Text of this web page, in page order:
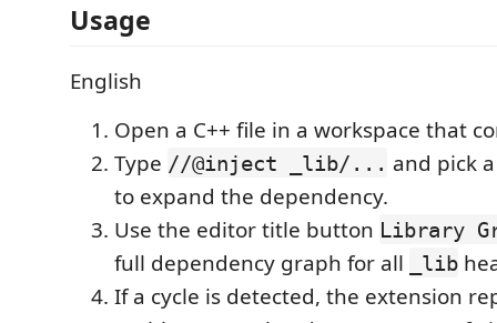
Usage
English
Open a C++ file in a workspace that
Type //@inject _lib/... and pick
to expand the dependency.
Use the editor title button Library
full dependency graph for all _lib
If a cycle is detected, the extension